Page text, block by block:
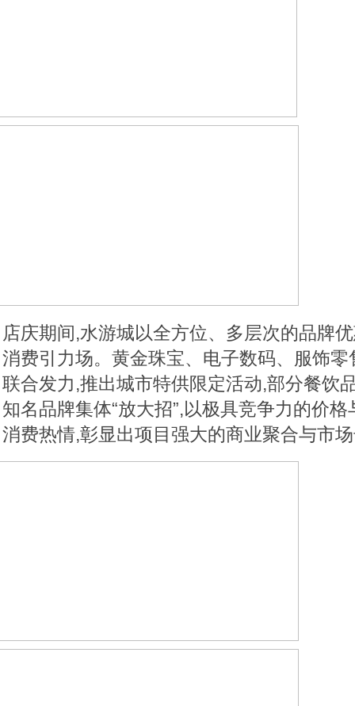
店庆期间,水游城以全方位、多层次的品牌
消费引力场。黄金珠宝、电子数码、服饰
联合发力,推出城市特供限定活动,部分餐饮
知名品牌集体“放大招”,以极具竞争力的价
消费热情,彰显出项目强大的商业聚合与市